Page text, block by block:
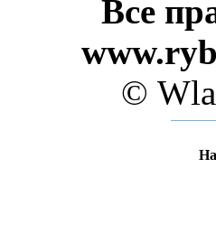
Все
©